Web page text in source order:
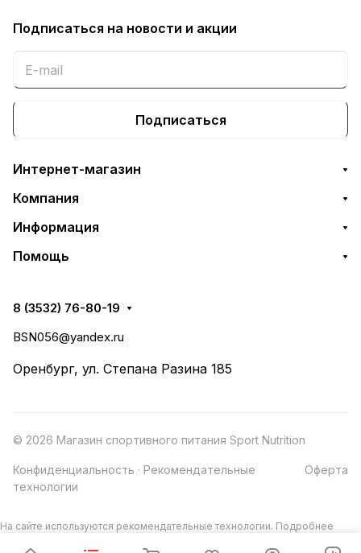
Подписаться на новости и акции
Подписаться
Интернет-магазин
Компания
Информация
Помощь
8 (3532) 76-80-19
BSN056@yandex.ru
Оренбург, ул. Степана Разина 185
© 2026 Магазин спортивного питания Sport Nutrition
Конфиденциальность · Рекомендательные
технологии
Оферта
На сайте используются рекомендательные технологии. Подробнее